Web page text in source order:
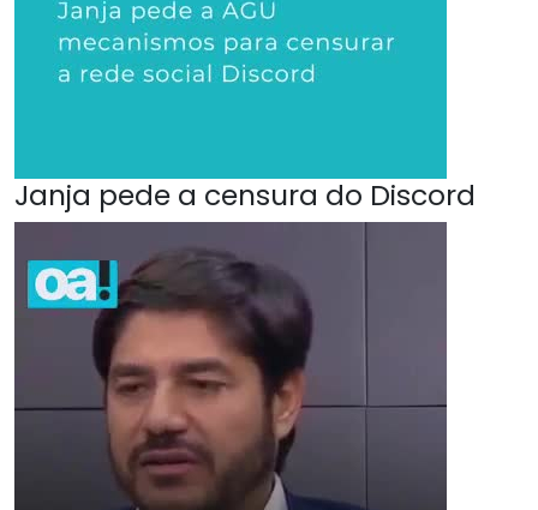
Janja pede a censura do Discord